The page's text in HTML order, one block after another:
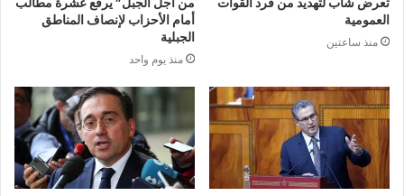
العمومية
منذ ساعتين
أمام الأحزاب لإنصاف المناطق
الجبلية
منذ يوم واحد